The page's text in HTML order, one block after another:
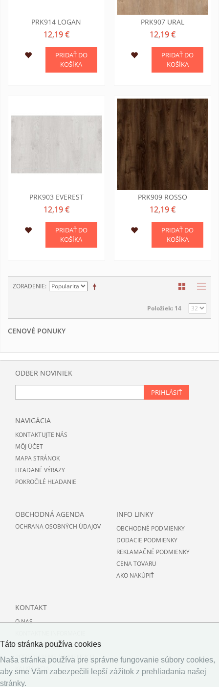
PRK914 LOGAN
12,19 €
PRIDAŤ DO
KOŠÍKA
PRK907 URAL
12,19 €
PRIDAŤ DO
KOŠÍKA
PRK903 EVEREST
12,19 €
PRIDAŤ DO
KOŠÍKA
PRK909 ROSSO
12,19 €
PRIDAŤ DO
KOŠÍKA
ZORADENIE
Položiek: 14
CENOVÉ PONUKY
ODBER NOVINIEK
PRIHLÁSIŤ
NAVIGÁCIA
KONTAKTUJTE NÁS
MÔJ ÚČET
MAPA STRÁNOK
HĽADANÉ VÝRAZY
POKROČILÉ HĽADANIE
OBCHODNÁ AGENDA
OCHRANA OSOBNÝCH ÚDAJOV
INFO LINKY
OBCHODNÉ PODMIENKY
DODACIE PODMIENKY
REKLAMAČNÉ PODMIENKY
CENA TOVARU
AKO NAKÚPIŤ
KONTAKT
O NAS
O PODLAHACH
PODPORUJEME NAJMENSICH
KALKULÁCIA
Táto stránka používa cookies
Naša stránka používa pre správne fungovanie súbory cookies,
aby sme Vám zabezpečili lepší zážitok z prehliadania našej
stránky.